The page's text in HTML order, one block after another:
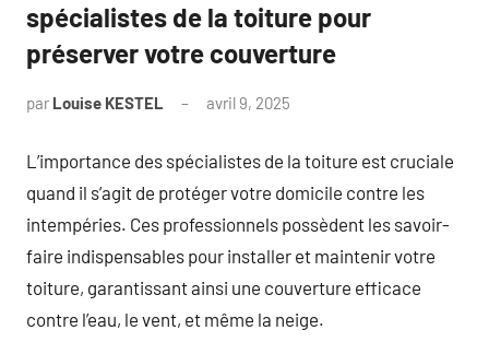
spécialistes de la toiture pour
préserver votre couverture
par Louise KESTEL avril 9, 2025
L’importance des spécialistes de la toiture est cruciale
quand il s’agit de protéger votre domicile contre les
intempéries. Ces professionnels possèdent les savoir-
faire indispensables pour installer et maintenir votre
toiture, garantissant ainsi une couverture efficace
contre l’eau, le vent, et même la neige.